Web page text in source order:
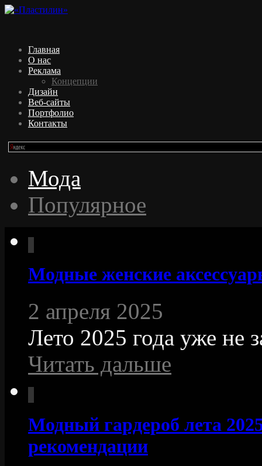
Главная
О нас
Реклама
Концепции
Дизайн
Веб-сайты
Портфолио
Контакты
Мода
Популярное
Модные женские
2 апреля 2025
Лето 2025 года уже не
Читать дальше
Модный гардероб лета
рекомендации